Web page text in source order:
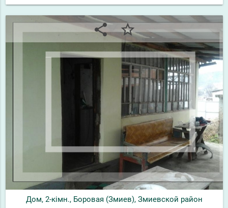
share star_border
Дом, 2-кімн., Боровая (Змиев), Змиевской район